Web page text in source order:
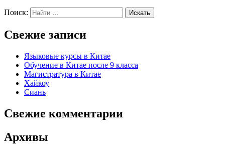
Поиск:
Свежие записи
Языковые курсы в Китае
Обучение в Китае после 9 класса
Магистратура в Китае
Хайкоу
Сиань
Свежие комментарии
Архивы